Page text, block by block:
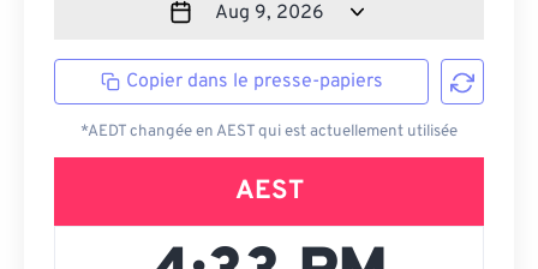
Copier dans le presse-papiers
*AEDT changée en AEST qui est actuellement utilisée
AEST